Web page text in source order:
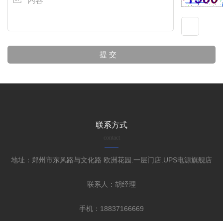
联系方式
contact
地址：郑州市东风路与文化路 欧洲花园.一层门店.UPS电源旗舰店
联系人：胡经理
手机：18837166669